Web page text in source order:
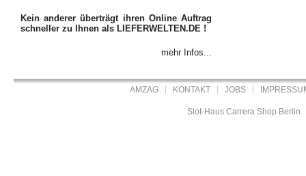
Kein anderer überträgt ihren Online Auftrag
schneller zu Ihnen als LIEFERWELTEN.DE !
mehr Infos...
AMZAG KONTAKT JOBS
Slot-Haus Carrera Shop Berlin